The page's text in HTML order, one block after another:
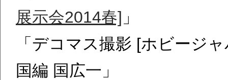
展示会2014春] 」
「デコマス撮影 [ホビージ
国編 国広一」